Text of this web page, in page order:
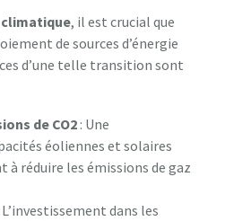
, il est crucial que
de sources d’énergie
d’une telle transition sont
de CO2 : Une
éoliennes et solaires
réduire les émissions de gaz
L’investissement dans les